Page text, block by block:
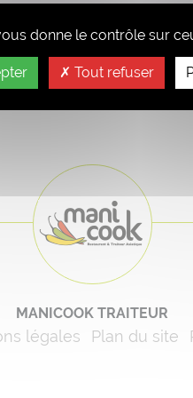
MANICOOK TRAITEUR
légales Plan du site
donne le contrôle sur
Tout refuser